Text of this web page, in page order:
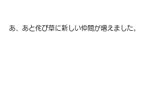
あ、あと侘び草に新しい仲間が増えました。